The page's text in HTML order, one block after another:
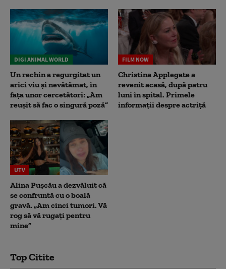
DIGI ANIMAL WORLD
Un rechin a regurgitat un
arici viu și nevătămat, în
fața unor cercetători: „Am
reușit să fac o singură poză”
FILM NOW
Christina Applegate a
revenit acasă, după patru
luni în spital. Primele
informații despre actriță
UTV
Alina Pușcău a dezvăluit că
se confruntă cu o boală
gravă. „Am cinci tumori. Vă
rog să vă rugați pentru
mine”
Top Citite